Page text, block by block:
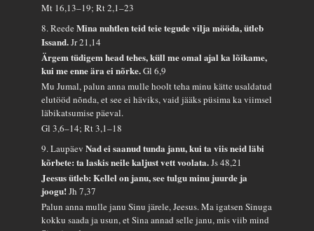
Mt 16,13–19; Rt 2,1–23
8. ReedeMina nuhtlen teid teie tegude vilja mööda, ütleb
Issand.Jr 21,14
Ärgem tüdigem head tehes, küll me omal ajal ka lõikame,
kui me enne ära ei nõrke.Gl 6,9
Mu Jumal, palun anna mulle hoolt teha minu kätte usaldatud
elutööd nõnda, et see ei häviks, vaid jääks püsima ka viimsel
läbikatsumise päeval.
Gl 3,6–14; Rt 3,1–18
9. LaupäevNad ei saanud tunda janu, kui ta viis neid läbi
kõrbete: ta laskis neile kaljust vett voolata.Js 48,21
Jeesus ütleb: Kellel on janu, see tulgu minu juurde ja
joogu!Jh 7,37
Palun anna mulle janu Sinu järele, Jeesus. Ma igatsen Sinuga
kokku saada ja usun, et Sina annad selle janu, mis viib mind